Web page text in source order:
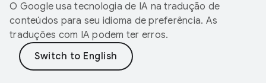
O Google usa tecnologia de IA na tradução de
conteúdos para seu idioma de preferência. As
traduções com IA podem ter erros.